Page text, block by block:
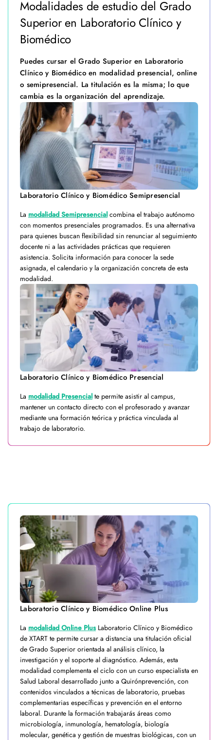
Modalidades de estudio del Grado
Superior en Laboratorio Clínico y
Biomédico
Puedes cursar el Grado Superior en Laboratorio
Clínico y Biomédico en modalidad presencial, online
o semipresencial. La titulación es la misma; lo que
cambia es la organización del aprendizaje.
Laboratorio Clínico y Biomédico Semipresencial
La modalidad Semipresencial combina el trabajo autónomo
con momentos presenciales programados. Es una alternativa
para quienes buscan flexibilidad sin renunciar al seguimiento
docente ni a las actividades prácticas que requieren
asistencia. Solicita información para conocer la sede
asignada, el calendario y la organización concreta de esta
modalidad.
Laboratorio Clínico y Biomédico Presencial
La modalidad Presencial te permite asistir al campus,
mantener un contacto directo con el profesorado y avanzar
mediante una formación teórica y práctica vinculada al
trabajo de laboratorio.
Laboratorio Clínico y Biomédico Online Plus
La modalidad Online Plus Laboratorio Clínico y Biomédico
de XTART te permite cursar a distancia una titulación oficial
de Grado Superior orientada al análisis clínico, la
investigación y el soporte al diagnóstico. Además, esta
modalidad complementa el ciclo con un curso especialista en
Salud Laboral desarrollado junto a Quirónprevención, con
contenidos vinculados a técnicas de laboratorio, pruebas
complementarias específicas y prevención en el entorno
laboral. Durante la formación trabajarás áreas como
microbiología, inmunología, hematología, biología
molecular, genética y gestión de muestras biológicas, con un